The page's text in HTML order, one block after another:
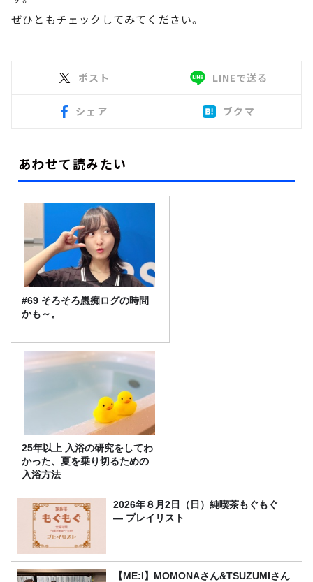
ぜひともチェックしてみてください。
ポスト LINEで送る
シェア ブクマ
あわせて読みたい
#69 そろそろ愚痴ログの時間
かも～。
25年以上 入浴の研究をしてわ
かった、夏を乗り切るための
入浴方法
2026年８月2日（日）純喫茶もぐもぐ
― プレイリスト
【ME:I】MOMONAさん&TSUZUMIさん